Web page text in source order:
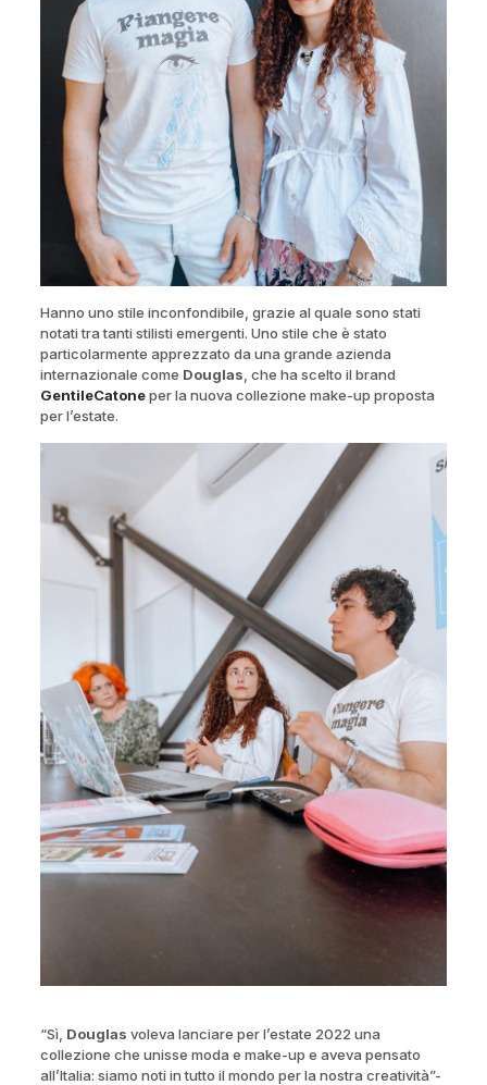
Hanno uno stile inconfondibile, grazie al quale sono stati
notati tra tanti stilisti emergenti. Uno stile che è stato
particolarmente apprezzato da una grande azienda
internazionale come Douglas , che ha scelto il brand
GentileCatoneper la nuova collezione make-up proposta
per l’estate.
“Sì, Douglas voleva lanciare per l’estate 2022 una
collezione che unisse moda e make-up e aveva pensato
all’Italia: siamo noti in tutto il mondo per la nostra creatività”-